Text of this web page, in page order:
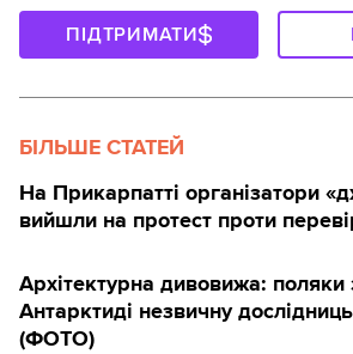
ПІДТРИМАТИ
БІЛЬШЕ СТАТЕЙ
На Прикарпатті організатори
вийшли на протест проти
Архітектурна дивовижа: поляки
Антарктиді незвичну
(ФОТО)